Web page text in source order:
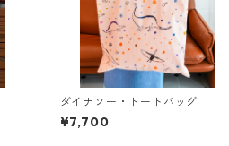
ダイナソー・トートバッグ
¥7,700